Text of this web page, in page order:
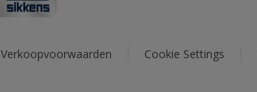
Verkoopvoorwaarden Cookie Settings